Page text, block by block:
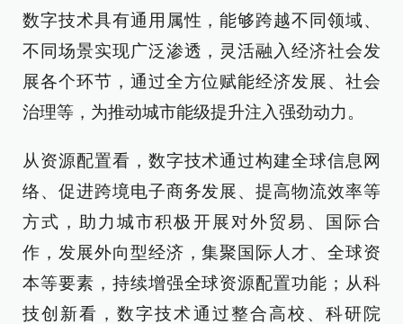
数字技术具有通用属性，能够跨越不同领域、
不同场景实现广泛渗透，灵活融入经济社会发
展各个环节，通过全方位赋能经济发展、社会
治理等，为推动城市能级提升注入强劲动力。
从资源配置看，数字技术通过构建全球信息网
络、促进跨境电子商务发展、提高物流效率等
方式，助力城市积极开展对外贸易、国际合
作，发展外向型经济，集聚国际人才、全球资
本等要素，持续增强全球资源配置功能；从科
技创新看，数字技术通过整合高校、科研院